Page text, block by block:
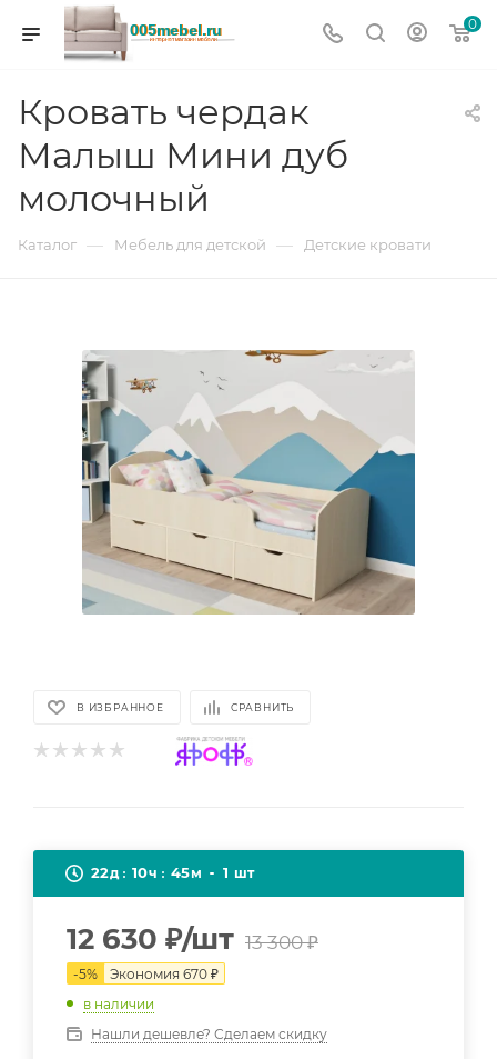
0
Кровать чердак
Малыш Мини дуб
молочный
Каталог — Мебель для детской — Детские кровати
В ИЗБРАННОЕ СРАВНИТЬ
22д 10ч 45м 1 шт
12 630 ₽/шт 13 300₽
-5% Экономия 670 ₽
в наличии
Нашли дешевле? Сделаем скидку